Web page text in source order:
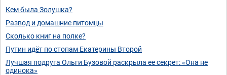
Кем была Золушка?
Развод и домашние питомцы
Сколько книг на полке?
Путин идёт по стопам Екатерины Второй
Лучшая подруга Ольги Бузовой раскрыла ее секрет: «Она не
одинока»